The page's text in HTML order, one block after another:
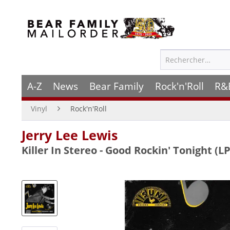
A-Z News Bear Family Rock'n'Roll
Vinyl Rock'n'Roll
Jerry Lee Lewis
Killer In Stereo - Good Rockin' Tonight